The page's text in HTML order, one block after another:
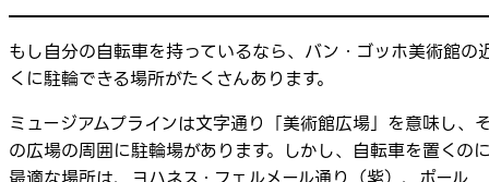
もし自分の自転車を持っているなら、バン・ゴッホ美術館の
くに駐輪できる場所がたくさんあります。
ミュージアムプラインは文字通り「美術館広場」を意味し、
の広場の周囲に駐輪場があります。しかし、自転車を置くの